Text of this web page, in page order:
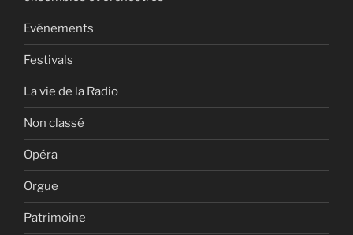
Evénements
Festivals
La vie de la Radio
Non classé
Opéra
Orgue
Patrimoine